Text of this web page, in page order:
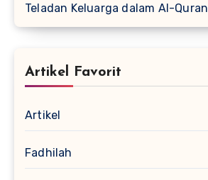
Teladan Keluarga dalam Al-Quran
Artikel Favorit
Artikel
Fadhilah